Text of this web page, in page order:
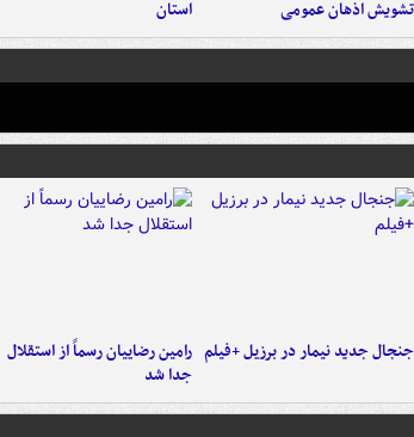
تشویش اذهان عمومی
استان
جنجال جدید نیمار در برزیل +فیلم رامین رضاییان رسماً از استقلال
جدا شد